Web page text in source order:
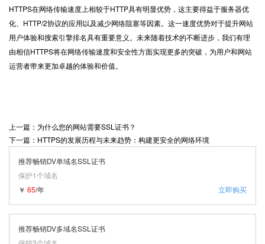
HTTPS在网络传输速度上相较于HTTP具有明显优势，这主要得益于服务器优
化、HTTP/2协议的应用以及减少网络阻塞等因素。这一速度优势对于提升网站
用户体验和搜索引擎排名具有重要意义。未来随着技术的不断进步，我们有理
由相信HTTPS将在网络传输速度和安全性方面实现更多的突破，为用户和网站
运营者带来更加卓越的体验和价值。
上一篇：为什么您的网站需要SSL证书？
下一篇：HTTPS的发展历程与未来趋势：构建更安全的网络环境
推荐畅销DV单域名SSL证书
保护1个域名
立即购买
￥ 65/年
推荐畅销DV多域名SSL证书